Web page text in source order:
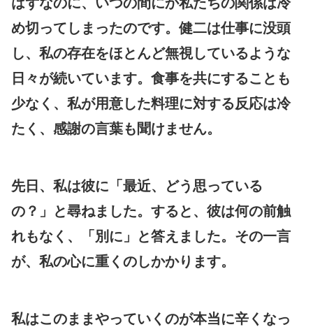
め切ってしまったのです。健二は仕事に没頭
し、私の存在をほとんど無視しているような
日々が続いています。食事を共にすることも
少なく、私が用意した料理に対する反応は冷
たく、感謝の言葉も聞けません。
先日、私は彼に「最近、どう思っている
の？」と尋ねました。すると、彼は何の前触
れもなく、「別に」と答えました。その一言
が、私の心に重くのしかかります。
私はこのままやっていくのが本当に辛くなっ